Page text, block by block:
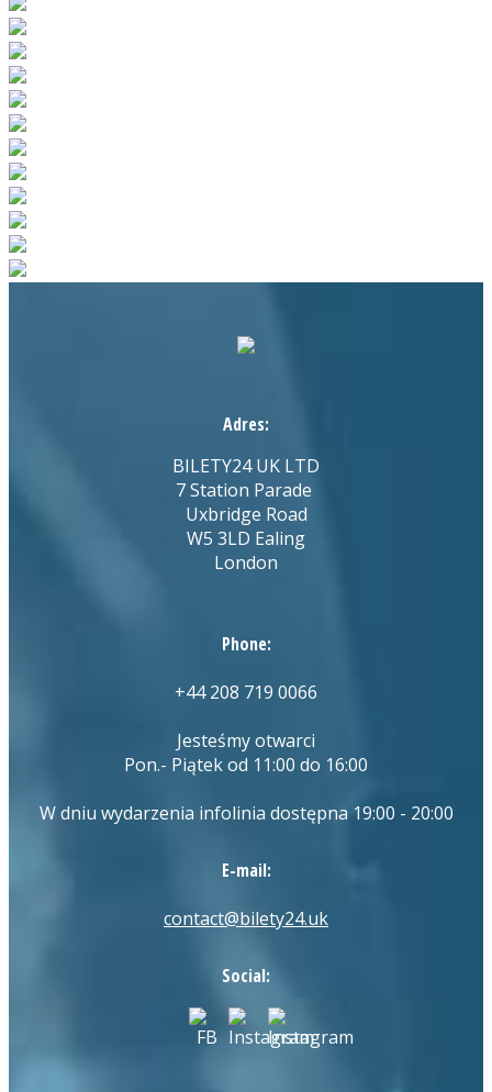
Adres:
BILETY24 UK LTD
7 Station Parade
Uxbridge Road
W5 3LD Ealing
London
Phone:
+44 208 719 0066
Jesteśmy otwarci
Pon.- Piątek od 11:00 do 16:00
W dniu wydarzenia infolinia dostępna 19:00 - 20:00
E-mail:
contact@bilety24.uk
Social: